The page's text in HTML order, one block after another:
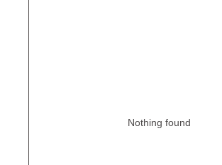
Nothing found